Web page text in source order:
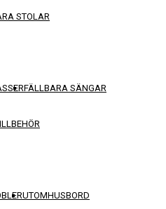
STOLAR
FÄLLBARA SÄNGAR
UTOMHUSBORD